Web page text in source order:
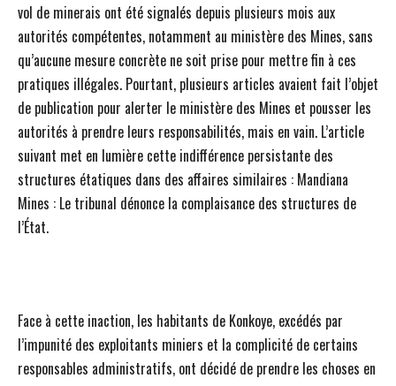
vol de minerais ont été signalés depuis plusieurs mois aux
autorités compétentes, notamment au ministère des Mines, sans
qu’aucune mesure concrète ne soit prise pour mettre fin à ces
pratiques illégales. Pourtant, plusieurs articles avaient fait l’objet
de publication pour alerter le ministère des Mines et pousser les
autorités à prendre leurs responsabilités, mais en vain. L’article
suivant met en lumière cette indifférence persistante des
structures étatiques dans des affaires similaires : Mandiana
Mines : Le tribunal dénonce la complaisance des structures de
l’État.
Face à cette inaction, les habitants de Konkoye, excédés par
l’impunité des exploitants miniers et la complicité de certains
responsables administratifs, ont décidé de prendre les choses en